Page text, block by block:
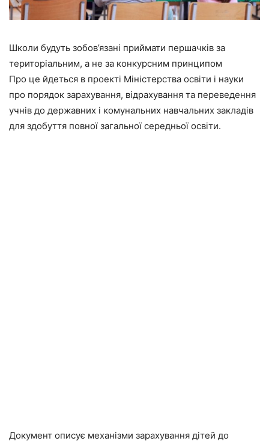
Школи будуть зобов’язані приймати першачків за
територіальним, а не за конкурсним принципом
Про це йдеться в проекті Міністерства освіти і науки
про порядок зарахування, відрахування та переведення
учнів до державних і комунальних навчальних закладів
для здобуття повної загальної середньої освіти.
Документ описує механізми зарахування дітей до